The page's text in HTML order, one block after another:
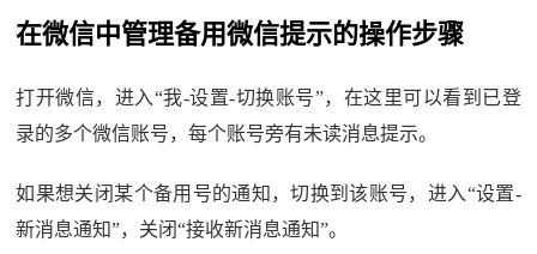
在微信中管理备用微信提示的操作步骤
打开微信，进入“我-设置-切换账号”，在这里可以看到已登
录的多个微信账号，每个账号旁有未读消息提示。
如果想关闭某个备用号的通知，切换到该账号，进入“设置-
新消息通知”，关闭“接收新消息通知”。